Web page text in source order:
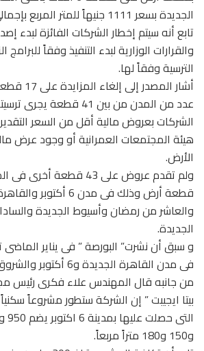
الجديدة بسعر 1111 جنيهاً للمتر المربع بإجمالى 28 مليون جنيه.
تابع أنه سيتم إخطار الشركات الفائزة لبدء
والقرارات الوزارية لبدء التنفيذ وفقاً
الترسية وفقاً لها.
أشار
عدد من المدن من بين 41
الشركات بعروض مالية أقل من السعر
هيئة المجتمعات العمرانية أو وجود عرض
الأرض.
قطعة أرض وذلك فى مدن 6
والعاشر من رمضان وأسيوط الجديدة
الجديدة.
فى مدن القاهرة الجديدة و6 أكتوبر والشروق.
من جانبه قال المهندس علاء فكرى رئيس
بيتا ايجيبت ” إن الشركة ستطور مشروعاً
و150 و180 متراً مربعاً.